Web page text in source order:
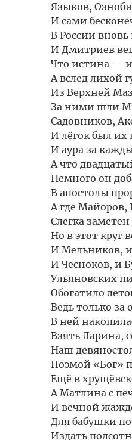
Языков,
И сами
В России
И Дмитриев
Что истина — и
А вслед лихой
Из Верхней
За ними шли
Садовников,
И лёгок был их
И аура за
А что
Немного он
В апостолы
А где Майоров,
Слегка
Но в этот круг
И Мельников,
И Чесноков, и
Ульяновских
Обогатило
Ведь только за
В ней
Взять Ларина,
Наш
Поэмой «Бог»
Ещё в
А Матлина с
И вечной
Для бабушки
Издать